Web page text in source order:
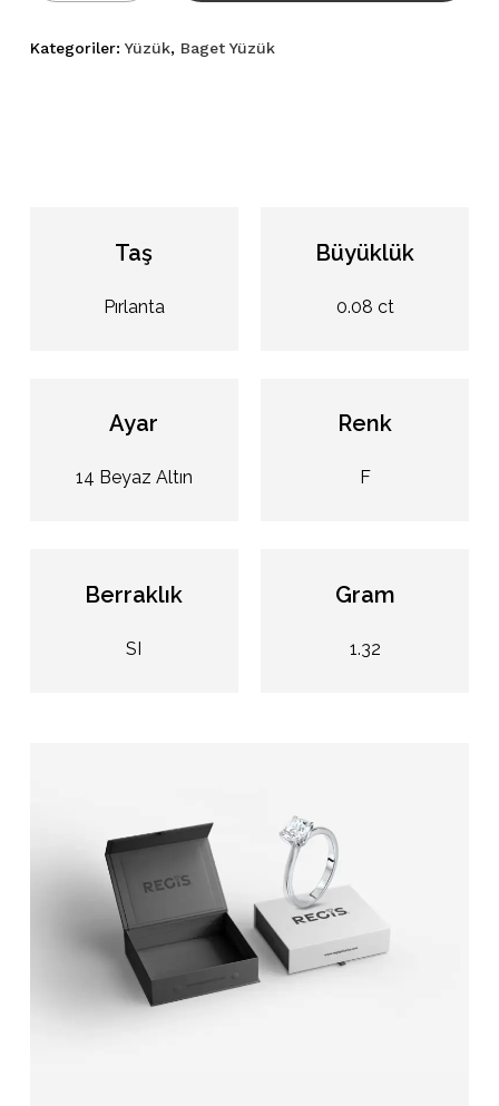
Kategoriler: Yüzük, Baget Yüzük
Taş
Pırlanta
Büyüklük
0.08 ct
Ayar
14 Beyaz Altın
Renk
F
Berraklık
SI
Gram
1.32